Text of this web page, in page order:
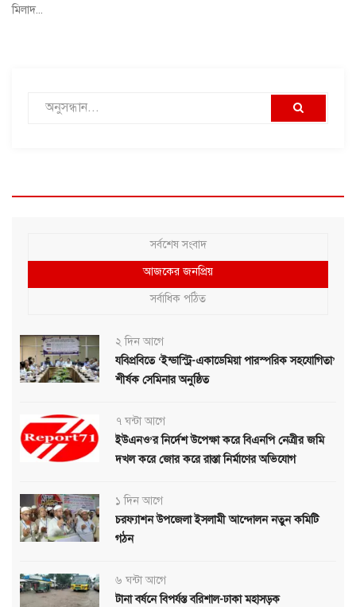
মিলাদ...
সর্বশেষ সংবাদ
আজকের জনপ্রিয়
সর্বাধিক পঠিত
২ দিন আগে
যবিপ্রবিতে ‘ইন্ডাস্ট্রি-একাডেমিয়া পারস্পরিক সহযোগিতা’
শীর্ষক সেমিনার অনুষ্ঠিত
৭ ঘন্টা আগে
ইউএনও’র নির্দেশ উপেক্ষা করে বিএনপি নেত্রীর জমি
দখল করে জোর করে রাস্তা নির্মাণের অভিযোগ
১ দিন আগে
চরফ্যাশন উপজেলা ইসলামী আন্দোলন নতুন কমিটি
গঠন
৬ ঘন্টা আগে
টানা বর্ষনে বিপর্যস্ত বরিশাল-ঢাকা মহাসড়ক